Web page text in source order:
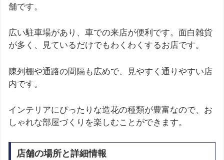
舗です。
広い駐車場があり、車での来店が便利です。面白雑貨
が多く、見ているだけでもわくわくするお店です。
陳列棚や通路の間隔も広めで、見やすく通りやすい店
内です。
インテリアにぴったりな造花の種類が豊富なので、お
しゃれな部屋づくりを楽しむことができます。
店舗の場所と詳細情報